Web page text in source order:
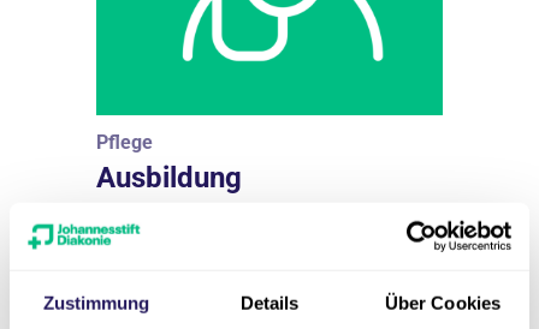
Zustimmung Details Über Cookies
Pflege
Ausbildung
Pflegefachfrau *
Eintrittsdatum